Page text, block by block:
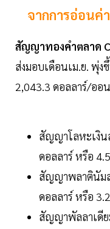
จากการอ่อนค่
สัญญาทองคำตลาด
ส่งมอบเดือนเม.ย. พุ่
2,043.3 ดอลลาร์/ออ
สัญญาโลหะเงิน
ดอลลาร์ หรือ
สัญญาพลาตินัม
ดอลลาร์ หรือ
สัญญาพัลลาเดีย